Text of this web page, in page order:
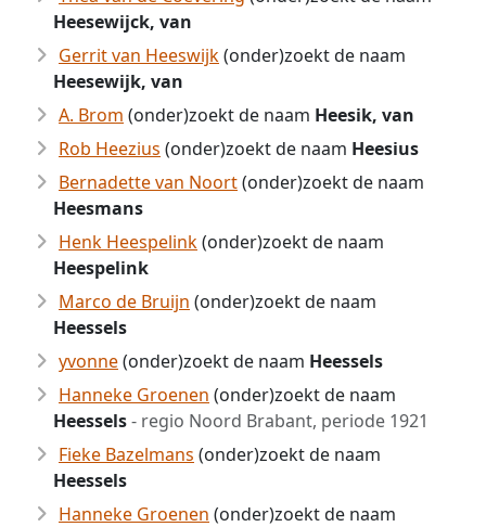
Heesewijck, van
Gerrit van Heeswijk(onder)zoekt de naam
Heesewijk, van
A. Brom (onder)zoekt de naam Heesik, van
Rob Heezius (onder)zoekt de naam Heesius
Bernadette van Noort(onder)zoekt de naam
Heesmans
Henk Heespelink(onder)zoekt de naam
Heespelink
Marco de Bruijn (onder)zoekt de naam
Heessels
yvonne(onder)zoekt de naam Heessels
Hanneke Groenen (onder)zoekt de naam
Heessels- regio Noord Brabant, periode 1921
Fieke Bazelmans (onder)zoekt de naam
Heessels
Hanneke Groenen (onder)zoekt de naam